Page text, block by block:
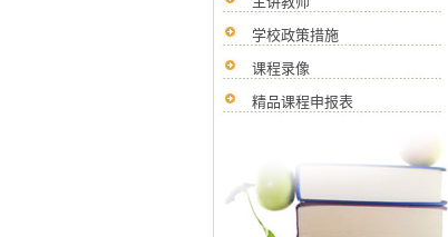
学校政策措施
课程录像
精品课程申报表